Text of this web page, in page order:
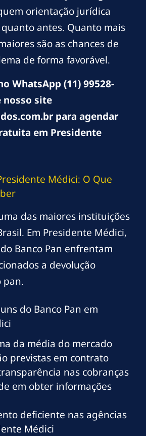
orientação jurídica
antes. Quanto mais
são as chances de
de forma favorável.
WhatsApp (11) 99528-
nosso site
para agendar
em Presidente
Médici: O Que
das maiores instituições
Em Presidente Médici,
Banco Pan enfrentam
a devolução
pan.
do Banco Pan em
da média do mercado
previstas em contrato
nas cobranças
em obter informações
deficiente nas agências
Médici